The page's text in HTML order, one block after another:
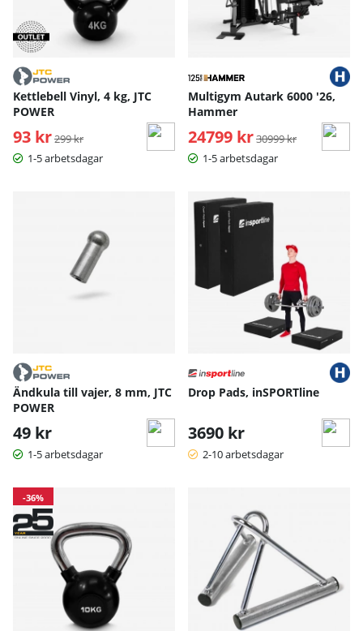
Kettlebell Vinyl, 4 kg, JTC
POWER
93 kr Ordinarie pris:
299 kr
1-5 arbetsdagar
Multigym Autark 6000 '26,
Hammer
24799 kr Ordinarie pris:
30999 kr
1-5 arbetsdagar
Ändkula till vajer, 8 mm, JTC
POWER
49 kr
1-5 arbetsdagar
Drop Pads, inSPORTline
3690 kr
2-10 arbetsdagar
-36%